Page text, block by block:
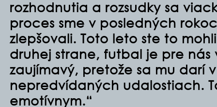
rozhodnutia a rozsudky sa
proces sme v posledných
zlepšovali. Toto leto ste to
druhej strane, futbal je pre nás
zaujímavý, pretože sa mu darí
nepredvídaných udalostiach.
emotívnym.“